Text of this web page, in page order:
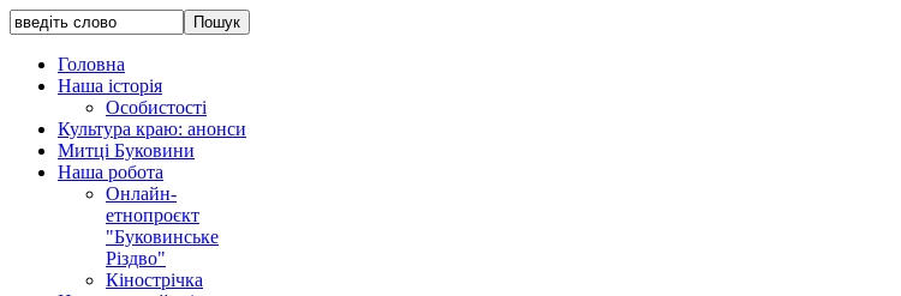
Головна
Наша історія
Особистості
Культура краю: анонси
Митці Буковини
Наша робота
Онлайн-
етнопроєкт
"Буковинське
Різдво"
Кінострічка